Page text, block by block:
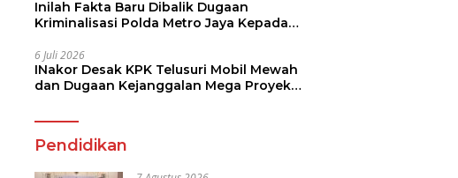
Inilah Fakta Baru Dibalik Dugaan
Kriminalisasi Polda Metro Jaya Kepada
6 Juli 2026
INakor Desak KPK Telusuri Mobil Mewah
dan Dugaan Kejanggalan Mega Proyek
Pendidikan